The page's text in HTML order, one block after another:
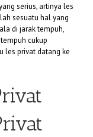
serius, artinya les
sesuatu hal yang
di jarak tempuh,
cukup
les privat datang ke